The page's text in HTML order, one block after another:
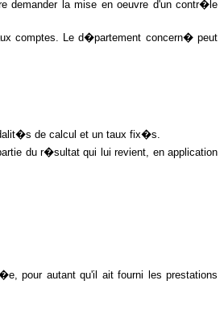
la mise en oeuvre d'un contr�le
comptes. Le d�partement concern� peut
de calcul et un taux fix�s.
du r�sultat qui lui revient, en application
pour autant qu'il ait fourni les prestations